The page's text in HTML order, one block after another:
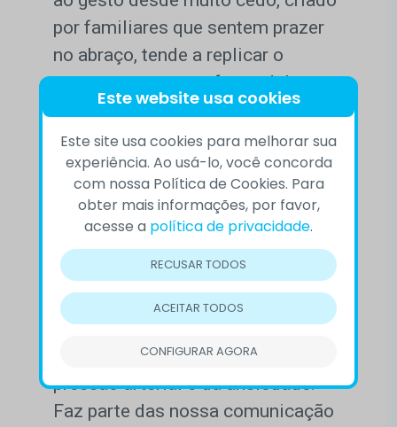
por familiares que sentem prazer
no abraço, tende a replicar o
comportamento na fase adulta.
Há um componente científico para
o gesto. Diferentes pesquisas
mostram que o abraço vai muito
além de uma simples atitude.
Provoca mudanças químicas no
organismo. Garante a liberação da
oxitocina, hormônio responsável
pela construção de laços, redução
do estresse, diminuição da
pressão arterial e da ansiedade.
Faz parte das nossa comunicação
Este website usa cookies
Este site usa cookies para melhorar sua
experiência. Ao usá-lo, você concorda
com nossa Política de Cookies. Para
obter mais informações, por favor,
acesse a política de privacidade.
RECUSAR TODOS
ACEITAR TODOS
CONFIGURAR AGORA